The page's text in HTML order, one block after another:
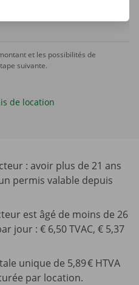
et les possibilités de
suivante.
de location
: avoir plus de 21 ans
permis valable depuis
est âgé de moins de 26
jour : € 6,50 TVAC, € 5,37
unique de 5,89 € HTVA
par location.